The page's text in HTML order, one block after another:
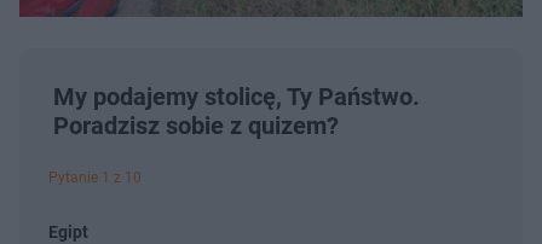
My podajemy stolicę, Ty Państwo.
Poradzisz sobie z quizem?
Pytanie 1 z 10
Egipt